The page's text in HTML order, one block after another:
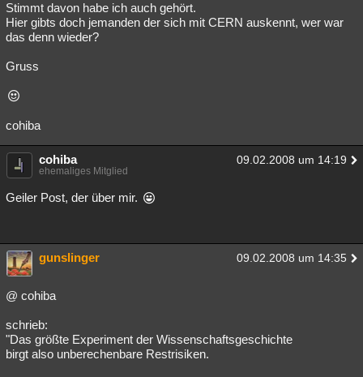
Stimmt davon habe ich auch gehört.
Hier gibts doch jemanden der sich mit CERN auskennt, wer war
das denn wieder?
Gruss
cohiba
cohiba 09.02.2008 um 14:19
ehemaliges Mitglied
Geiler Post, der über mir.
gunslinger 09.02.2008 um 14:35
@ cohiba
schrieb:
"Das größte Experiment der Wissenschaftsgeschichte
birgt also unberechenbare Restrisiken.